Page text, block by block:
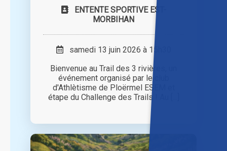
ENTENTE SPORTIVE EST-
MORBIHAN
samedi 13 juin 2026 à 15h30
Bienvenue au Trail des 3 rivières, un
événement organisé par le club
d'Athlètisme de Ploërmel ESEM et
étape du Challenge des Trails ! Au [...]